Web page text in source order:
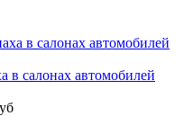
в салонах автомобилей